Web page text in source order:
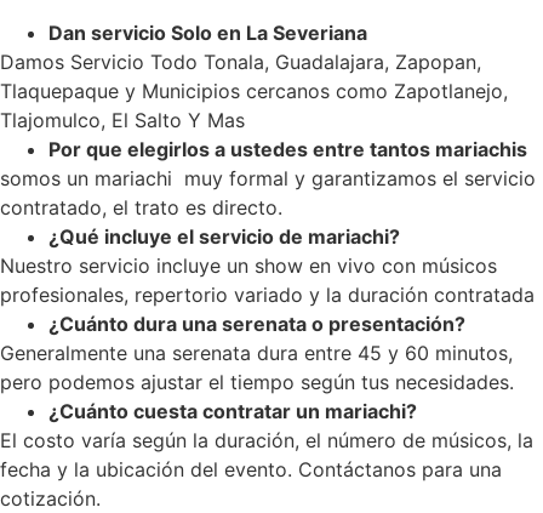
Dan servicio Solo en La Severiana
Damos Servicio Todo Tonala, Guadalajara, Zapopan,
Tlaquepaque y Municipios cercanos como Zapotlanejo,
Tlajomulco, El Salto Y Mas
Por que elegirlos a ustedes entre tantos mariachis
somos un mariachi muy formal y garantizamos el servicio
contratado, el trato es directo.
¿Qué incluye el servicio de mariachi?
Nuestro servicio incluye un show en vivo con músicos
profesionales, repertorio variado y la duración contratada
¿Cuánto dura una serenata o presentación?
Generalmente una serenata dura entre 45 y 60 minutos,
pero podemos ajustar el tiempo según tus necesidades.
¿Cuánto cuesta contratar un mariachi?
El costo varía según la duración, el número de músicos, la
fecha y la ubicación del evento. Contáctanos para una
cotización.